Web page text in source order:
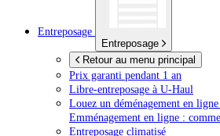
Entreposage
Entreposage
Retour au menu principal
Prix garanti pendant 1 an
Libre-entreposage à U-Haul
Louez un déménagement en
Emménagement en ligne :
Entreposage climatisé